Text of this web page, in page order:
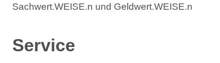
Sachwert.WEISE.n und Geldwert.WEISE.n
Service